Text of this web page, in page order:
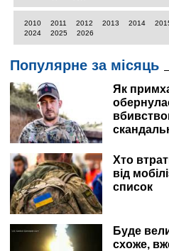
2010 2011 2012 2013 2014
2024
2025 2026
Популярне за місяць
Як
Хто
від
список
Буде
схоже,